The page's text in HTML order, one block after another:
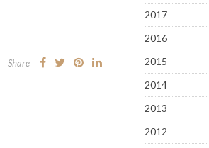
Share
2017
2016
2015
2014
2013
2012